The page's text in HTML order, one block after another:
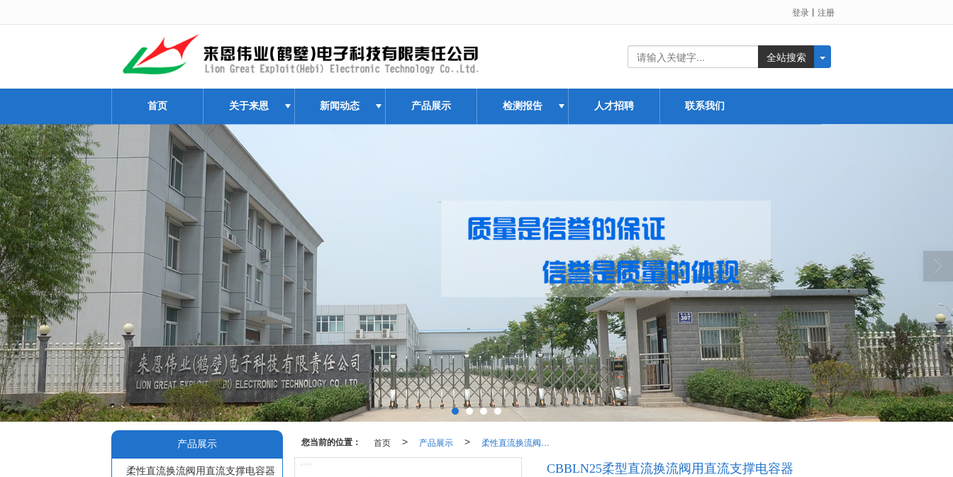
登录 丨 注册
全站搜索
首页 关于来恩 新闻动态 产品展示 检测报告 人才招聘 联系我们
您当前的位置： 首页 > 产品展示 > 柔性直流换流阀用直流支撑电容器
CBBLN25柔型直流换流阀用直流支撑电容器
产品展示
柔性直流换流阀用直流支撑电容器